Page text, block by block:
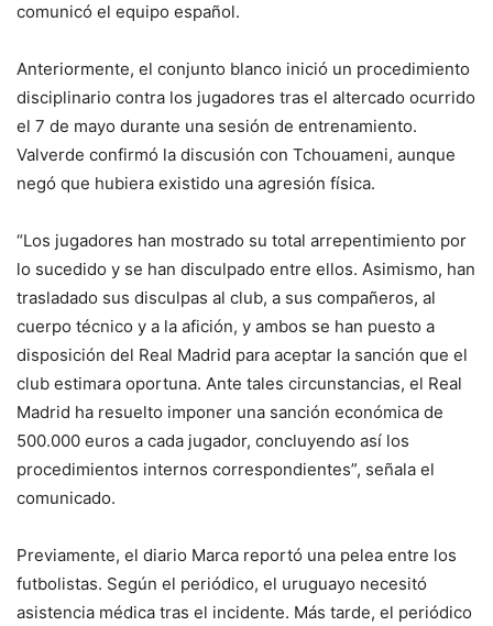
comunicó el equipo español.
Anteriormente, el conjunto blanco inició un procedimiento
disciplinario contra los jugadores tras el altercado ocurrido
el 7 de mayo durante una sesión de entrenamiento.
Valverde confirmó la discusión con Tchouameni, aunque
negó que hubiera existido una agresión física.
“Los jugadores han mostrado su total arrepentimiento por
lo sucedido y se han disculpado entre ellos. Asimismo, han
trasladado sus disculpas al club, a sus compañeros, al
cuerpo técnico y a la afición, y ambos se han puesto a
disposición del Real Madrid para aceptar la sanción que el
club estimara oportuna. Ante tales circunstancias, el Real
Madrid ha resuelto imponer una sanción económica de
500.000 euros a cada jugador, concluyendo así los
procedimientos internos correspondientes”, señala el
comunicado.
Previamente, el diario Marca reportó una pelea entre los
futbolistas. Según el periódico, el uruguayo necesitó
asistencia médica tras el incidente. Más tarde, el periódico